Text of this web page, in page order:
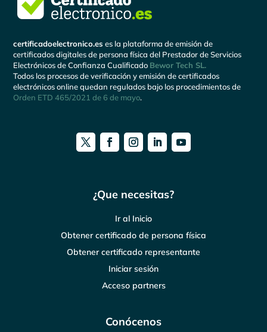
certificadoelectronico.es es la plataforma de emisión de
certificados digitales de persona física del Prestador de Servicios
Electrónicos de Confianza Cualificado Bewor Tech SL.
Todos los procesos de verificación y emisión de certificados
electrónicos online quedan regulados bajo los procedimientos de
Orden ETD 465/2021 de 6 de mayo.
¿Que necesitas?
Ir al Inicio
Obtener certificado de persona física
Obtener certificado representante
Iniciar sesión
Acceso partners
Conócenos